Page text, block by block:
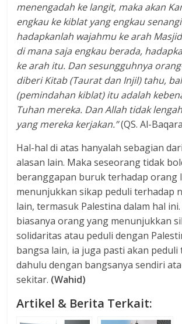
menengadah ke langit, maka akan
engkau ke kiblat yang engkau
hadapkanlah wajahmu ke arah
di mana saja engkau berada,
ke arah itu. Dan sesungguhnya
diberi Kitab (Taurat dan Injil) tahu,
(pemindahan kiblat) itu adalah
Tuhan mereka. Dan Allah tidak
yang mereka kerjakan.”(QS. Al-
Hal-hal di atas hanyalah sebagian
alasan lain. Maka seseorang tidak
beranggapan buruk terhadap orang
menunjukkan sikap peduli terhadap
lain, termasuk Palestina dalam hal
biasanya orang yang menunjukkan
solidaritas atau peduli dengan
bangsa lain, ia juga pasti akan peduli
dahulu dengan bangsanya sendiri
sekitar. (Wahid)
Artikel & Berita Terkait: